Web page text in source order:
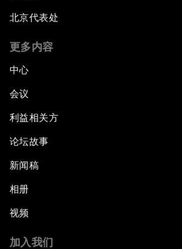
北京代表处
更多内容
中心
会议
利益相关方
论坛故事
新闻稿
相册
视频
加入我们